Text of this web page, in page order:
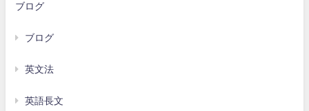
ブログ
ブログ
英文法
英語長文